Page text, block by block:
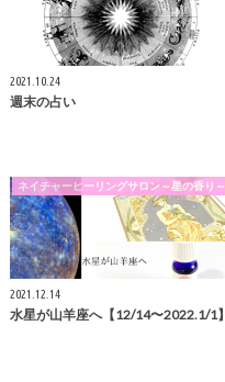
2021.10.24
週末の占い
ネイチャーヒーリングサロン～星の香り～
2021.12.14
水星が山羊座へ【12/14〜2022.1/1】